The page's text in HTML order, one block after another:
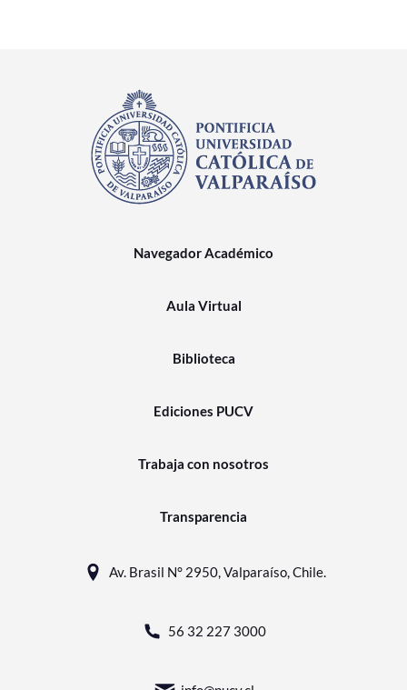
Navegador Académico
Aula Virtual
Biblioteca
Ediciones PUCV
Trabaja con nosotros
Transparencia
Av. Brasil N° 2950, Valparaíso, Chile.
56 32 227 3000